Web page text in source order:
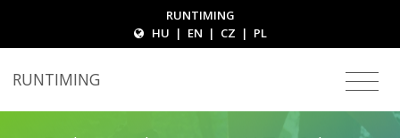
RUNTIMING
HU | EN | CZ | PL
RUNTIMING